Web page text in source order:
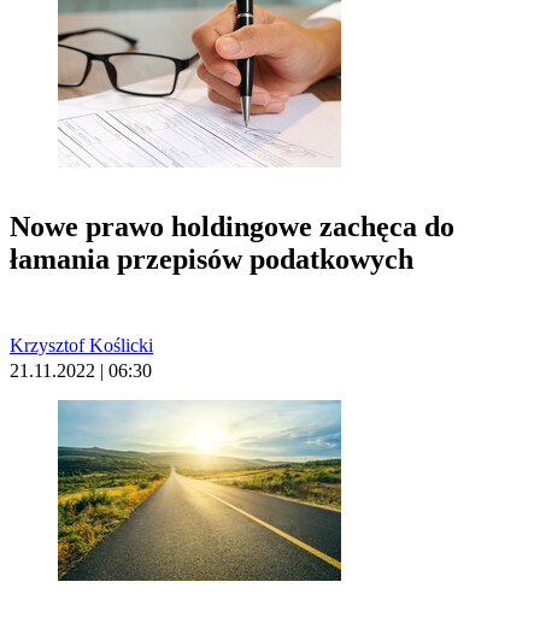
Nowe prawo holdingowe zachęca do
łamania przepisów podatkowych
Krzysztof Koślicki
21.11.2022 | 06:30